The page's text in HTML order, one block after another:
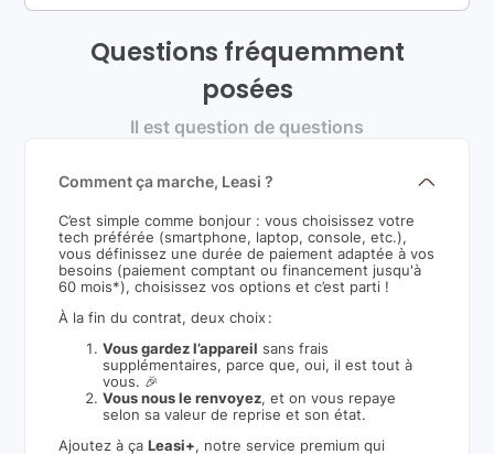
Questions fréquemment
posées
Il est question de questions
Comment ça marche, Leasi ?
C’est simple comme bonjour : vous choisissez votre
tech préférée (smartphone, laptop, console, etc.),
vous définissez une durée de paiement adaptée à vos
besoins (paiement comptant ou financement jusqu'à
60 mois*), choisissez vos options et c’est parti !
À la fin du contrat, deux choix :
Vous gardez l’appareil sans frais
supplémentaires, parce que, oui, il est tout à
vous. 🎉
Vous nous le renvoyez, et on vous repaye
selon sa valeur de reprise et son état.
Ajoutez à ça Leasi+, notre service premium qui